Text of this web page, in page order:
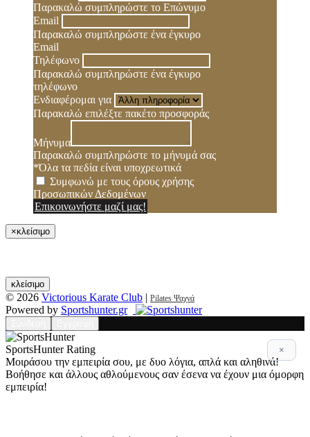
Παρακαλώ συμπληρώστε το Επώνυμο
Email
Παρακαλώ συμπληρώστε ένα έγκυρο
Email
Τηλέφωνο
Παρακαλώ συμπληρώστε ένα έγκυρο
τηλέφωνο
Ενδιαφέρομαι για
Παρακαλώ επιλέξτε πακέτο προσφοράς
Μήνυμα
Παρακαλώ συμπληρώστε το μήνυμά σας
*Όλα τα πεδία είναι υποχρεωτικά
Συμφωνώ με τους όρους χρήσης
Προσωπικών Δεδομένων
Επικοινωνήστε μαζί μας!
×κλείσιμο
κλείσιμο
© 2026 Victorious Karate Club | Pilates Ψαχνά
Powered by Sportshunter.gr
×
SportsHunter Rating
Μοιράσου την εμπειρία σου, με δυο λόγια, απλά και αληθινά!
Βοήθησε και άλλους αθλούμενους σαν έσενα να έχουν μια όμορφη
εμπειρία!